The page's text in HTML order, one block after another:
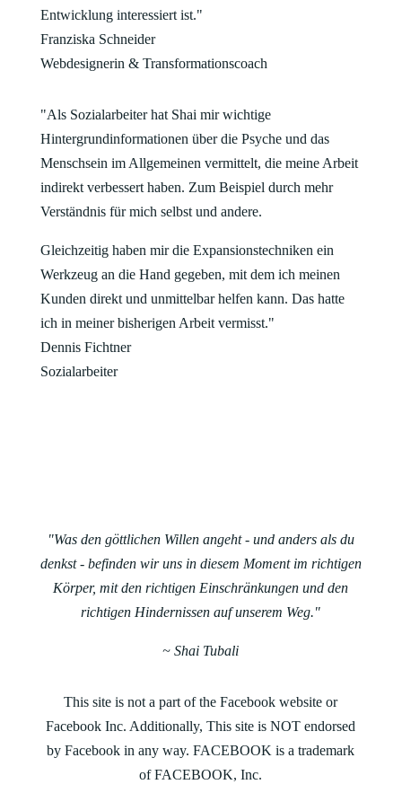
Entwicklung interessiert ist."
Franziska Schneider
Webdesignerin & Transformationscoach
"Als Sozialarbeiter hat Shai mir wichtige
Hintergrundinformationen über die Psyche und das
Menschsein im Allgemeinen vermittelt, die meine Arbeit
indirekt verbessert haben. Zum Beispiel durch mehr
Verständnis für mich selbst und andere.
Gleichzeitig haben mir die Expansionstechniken ein
Werkzeug an die Hand gegeben, mit dem ich meinen
Kunden direkt und unmittelbar helfen kann. Das hatte
ich in meiner bisherigen Arbeit vermisst."
Dennis Fichtner
Sozialarbeiter
"Was den göttlichen Willen angeht - und anders als du
denkst - befinden wir uns in diesem Moment im richtigen
Körper, mit den richtigen Einschränkungen und den
richtigen Hindernissen auf unserem Weg."
~ Shai Tubali
This site is not a part of the Facebook website or
Facebook Inc. Additionally, This site is NOT endorsed
by Facebook in any way. FACEBOOK is a trademark
of FACEBOOK, Inc.